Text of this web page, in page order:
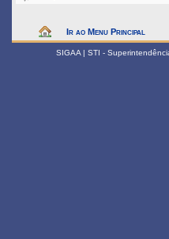
Ir ao Menu Principal
SIGAA | STI -